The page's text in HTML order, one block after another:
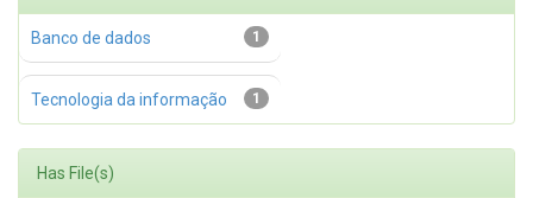
1
Banco de dados
1
Tecnologia da informação
Has File(s)